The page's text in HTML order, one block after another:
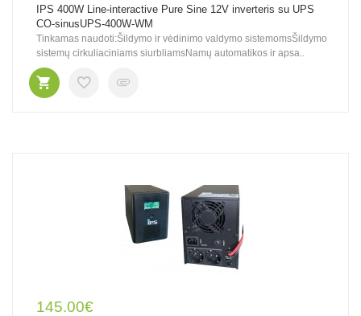
IPS 400W Line-interactive Pure Sine 12V inverteris su UPS
CO-sinusUPS-400W-WM
Tinkamas naudoti:Šildymo ir vėdinimo valdymo sistemomsŠildymo
sistemų cirkuliaciniams siurbliamsNamų automatikos ir apsa..
145.00€